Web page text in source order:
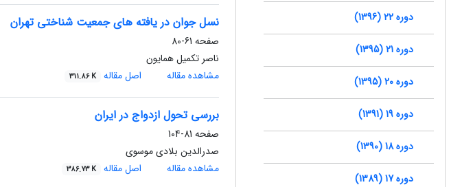
نسل جوان در یافته های جمعیت شناختی تهران
صفحه 61-80
ناصر تکمیل همایون
مشاهده مقاله
اصل مقاله 311.86 K
بررسی تحول ازدواج در ایران
صفحه 81-104
صدرالدین بلادی موسوی
مشاهده مقاله
اصل مقاله 386.73 K
دوره 22 (1396)
دوره 21 (1395)
دوره 20 (1395)
دوره 19 (1391)
دوره 18 (1390)
دوره 17 (1389)